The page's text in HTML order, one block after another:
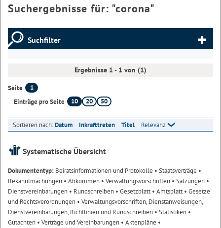
Suchergebnisse für: "corona"
Suchfilter
Ergebnisse 1 - 1 von (1)
Seite
1
Einträge pro Seite
10 20 50
Sortieren nach:Datum Inkrafttreten Titel Relevanz
Systematische Übersicht
Dokumententyp: Beiratsinformationen und Protokolle • Staatsverträge •
Bekanntmachungen • Abkommen • Verwaltungsvorschriften • Satzungen •
Dienstvereinbarungen • Rundschreiben • Gesetzblatt• Amtsblatt• Gesetze
und Rechtsverordnungen • Verwaltungsvorschriften, Dienstanweisungen,
Dienstvereinbarungen, Richtlinien und Rundschreiben • Statistiken •
Gutachten • Verträge und Vereinbarungen • Aktenpläne •